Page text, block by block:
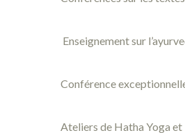
Enseignement sur
Conférence
Ateliers de Hatha Yoga